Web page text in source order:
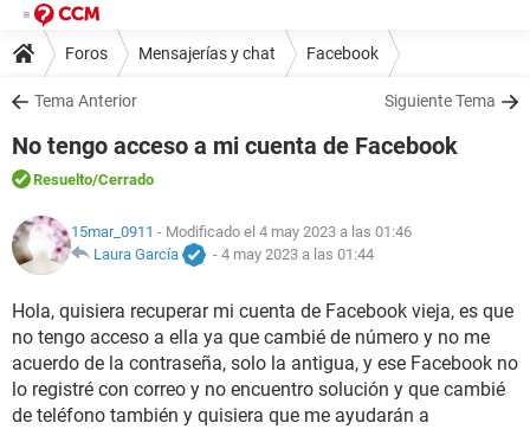
Foros Mensajerías y chat Facebook
Tema Anterior Siguiente Tema
No tengo acceso a mi cuenta de Facebook
Resuelto/Cerrado
15mar_0911 - Modificado el 4 may 2023 a las 01:46
Laura García
- 4 may 2023 a las 01:44
Hola, quisiera recuperar mi cuenta de Facebook vieja, es que
no tengo acceso a ella ya que cambié de número y no me
acuerdo de la contraseña, solo la antigua, y ese Facebook no
lo registré con correo y no encuentro solución y que cambié
de teléfono también y quisiera que me ayudarán a